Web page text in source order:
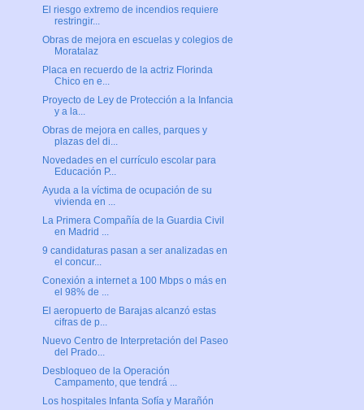
El riesgo extremo de incendios requiere
restringir...
Obras de mejora en escuelas y colegios de
Moratalaz
Placa en recuerdo de la actriz Florinda
Chico en e...
Proyecto de Ley de Protección a la Infancia
y a la...
Obras de mejora en calles, parques y
plazas del di...
Novedades en el currículo escolar para
Educación P...
Ayuda a la víctima de ocupación de su
vivienda en ...
La Primera Compañía de la Guardia Civil
en Madrid ...
9 candidaturas pasan a ser analizadas en
el concur...
Conexión a internet a 100 Mbps o más en
el 98% de ...
El aeropuerto de Barajas alcanzó estas
cifras de p...
Nuevo Centro de Interpretación del Paseo
del Prado...
Desbloqueo de la Operación
Campamento, que tendrá ...
Los hospitales Infanta Sofía y Marañón